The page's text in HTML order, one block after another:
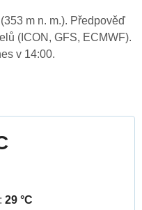
m n. m.). Předpověď
(ICON, GFS, ECMWF).
v 14:00.
29 °C